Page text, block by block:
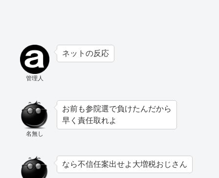
管理人
ネットの反応
名無し
お前も参院選で負けたんだから
早く責任取れよ
なら不信任案出せよ大増税おじさん